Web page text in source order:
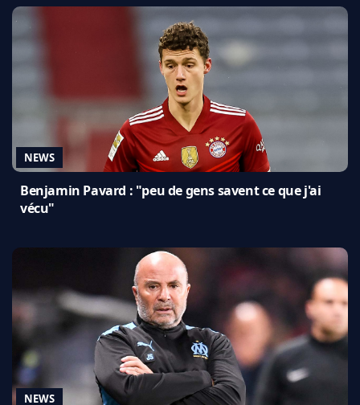
NEWS
Benjamin Pavard : "peu de gens savent ce que j'ai
vécu"
NEWS